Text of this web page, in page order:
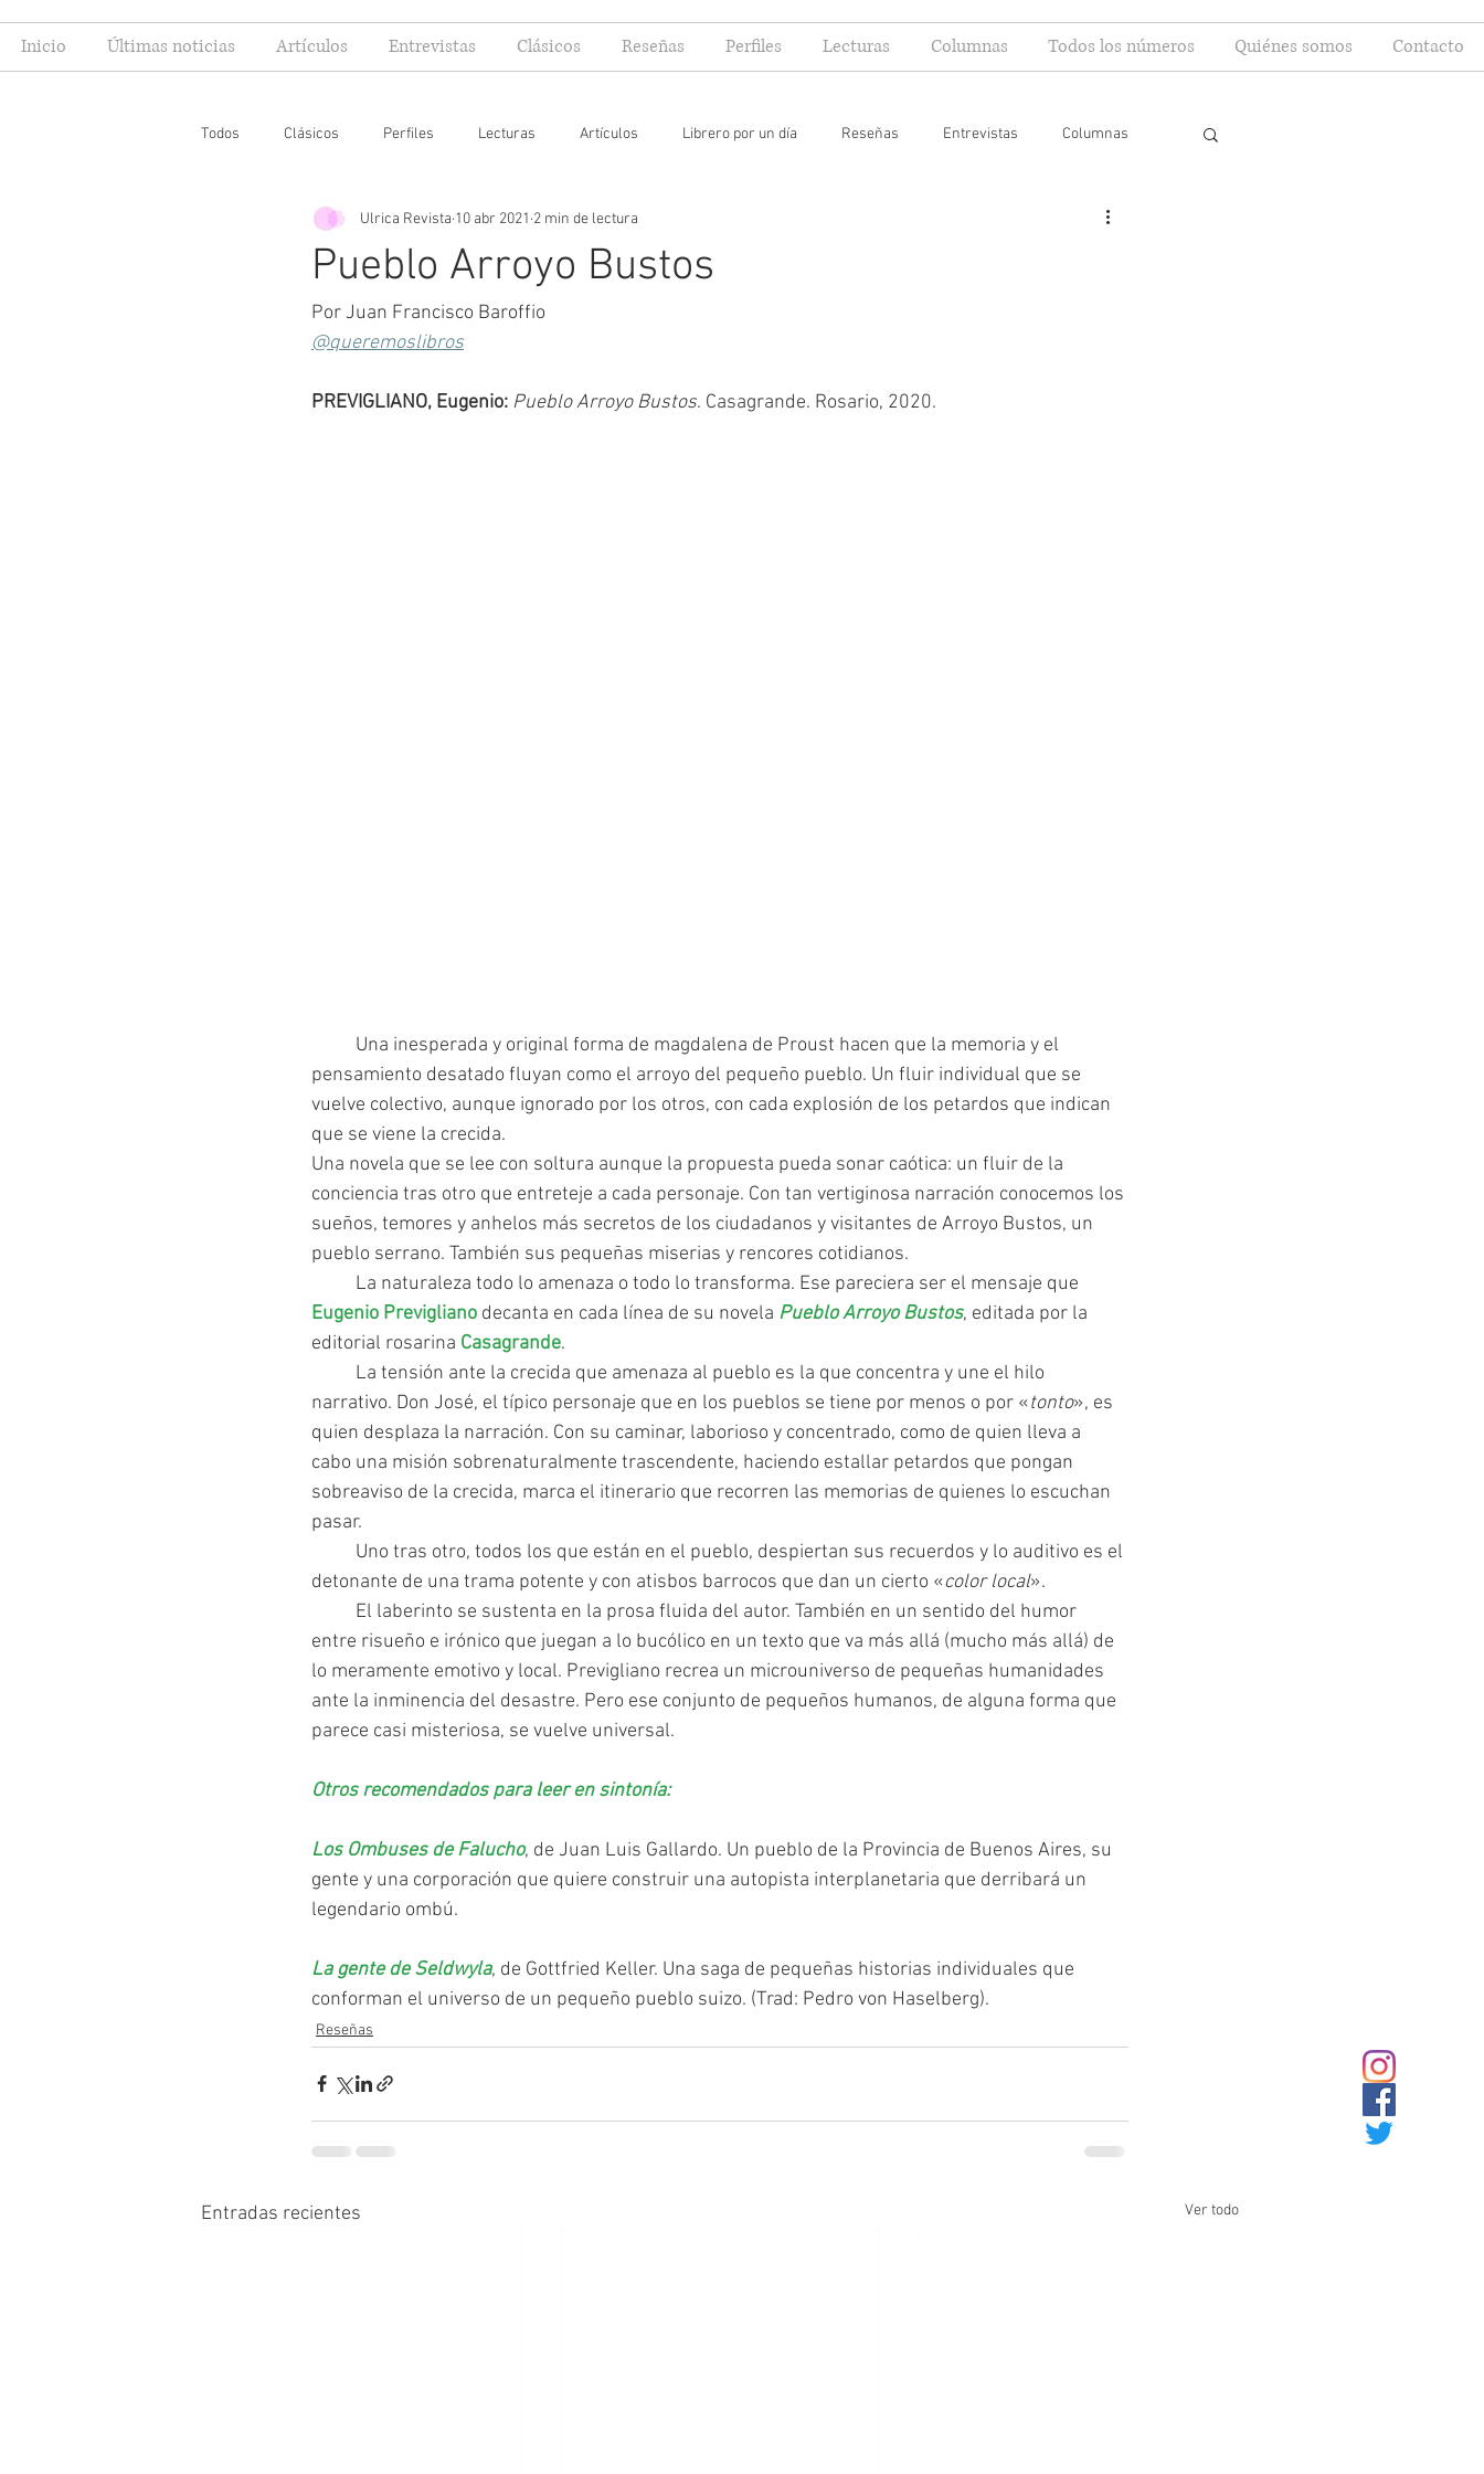
Inicio Últimas noticias Artículos Entrevistas Clásicos Reseñas Perfiles Lecturas Columnas Todos los números Quiénes somos Contacto
Todos Clásicos Perfiles Lecturas Artículos Librero por un día Reseñas Entrevistas Columnas
Editoriales Especial FIL Mi yo lector
Pueblo Arroyo Bustos
Ulrica Revista 10 abr 2021 2 min de lectura
Por Juan Francisco Baroffio
@queremoslibros
PREVIGLIANO, Eugenio: Pueblo Arroyo Bustos. Casagrande. Rosario, 2020.
pensamiento desatado fluyan como el arroyo del pequeño pueblo. Un fluir individual que se
vuelve colectivo, aunque ignorado por los otros, con cada explosión de los petardos que indican
que se viene la crecida.
Una novela que se lee con soltura aunque la propuesta pueda sonar caótica: un fluir de la
conciencia tras otro que entreteje a cada personaje. Con tan vertiginosa narración conocemos los
sueños, temores y anhelos más secretos de los ciudadanos y visitantes de Arroyo Bustos, un
pueblo serrano. También sus pequeñas miserias y rencores cotidianos.
	La naturaleza todo lo amenaza o todo lo transforma. Ese pareciera ser el mensaje que
Eugenio Previgliano decanta en cada línea de su novela Pueblo Arroyo Bustos, editada por la
editorial rosarina Casagrande.
narrativo. Don José, el típico personaje que en los pueblos se tiene por menos o por «tonto», es
quien desplaza la narración. Con su caminar, laborioso y concentrado, como de quien lleva a
cabo una misión sobrenaturalmente trascendente, haciendo estallar petardos que pongan
sobreaviso de la crecida, marca el itinerario que recorren las memorias de quienes lo escuchan
pasar.
detonante de una trama potente y con atisbos barrocos que dan un cierto «color local».
entre risueño e irónico que juegan a lo bucólico en un texto que va más allá (mucho más allá) de
lo meramente emotivo y local. Previgliano recrea un microuniverso de pequeñas humanidades
ante la inminencia del desastre. Pero ese conjunto de pequeños humanos, de alguna forma que
parece casi misteriosa, se vuelve universal.
Otros recomendados para leer en sintonía:
Los Ombuses de Falucho, de Juan Luis Gallardo. Un pueblo de la Provincia de Buenos Aires, su
gente y una corporación que quiere construir una autopista interplanetaria que derribará un
legendario ombú.
La gente de Seldwyla, de Gottfried Keller. Una saga de pequeñas historias individuales que
conforman el universo de un pequeño pueblo suizo. (Trad: Pedro von Haselberg).
Reseñas
Entradas recientes Ver todo